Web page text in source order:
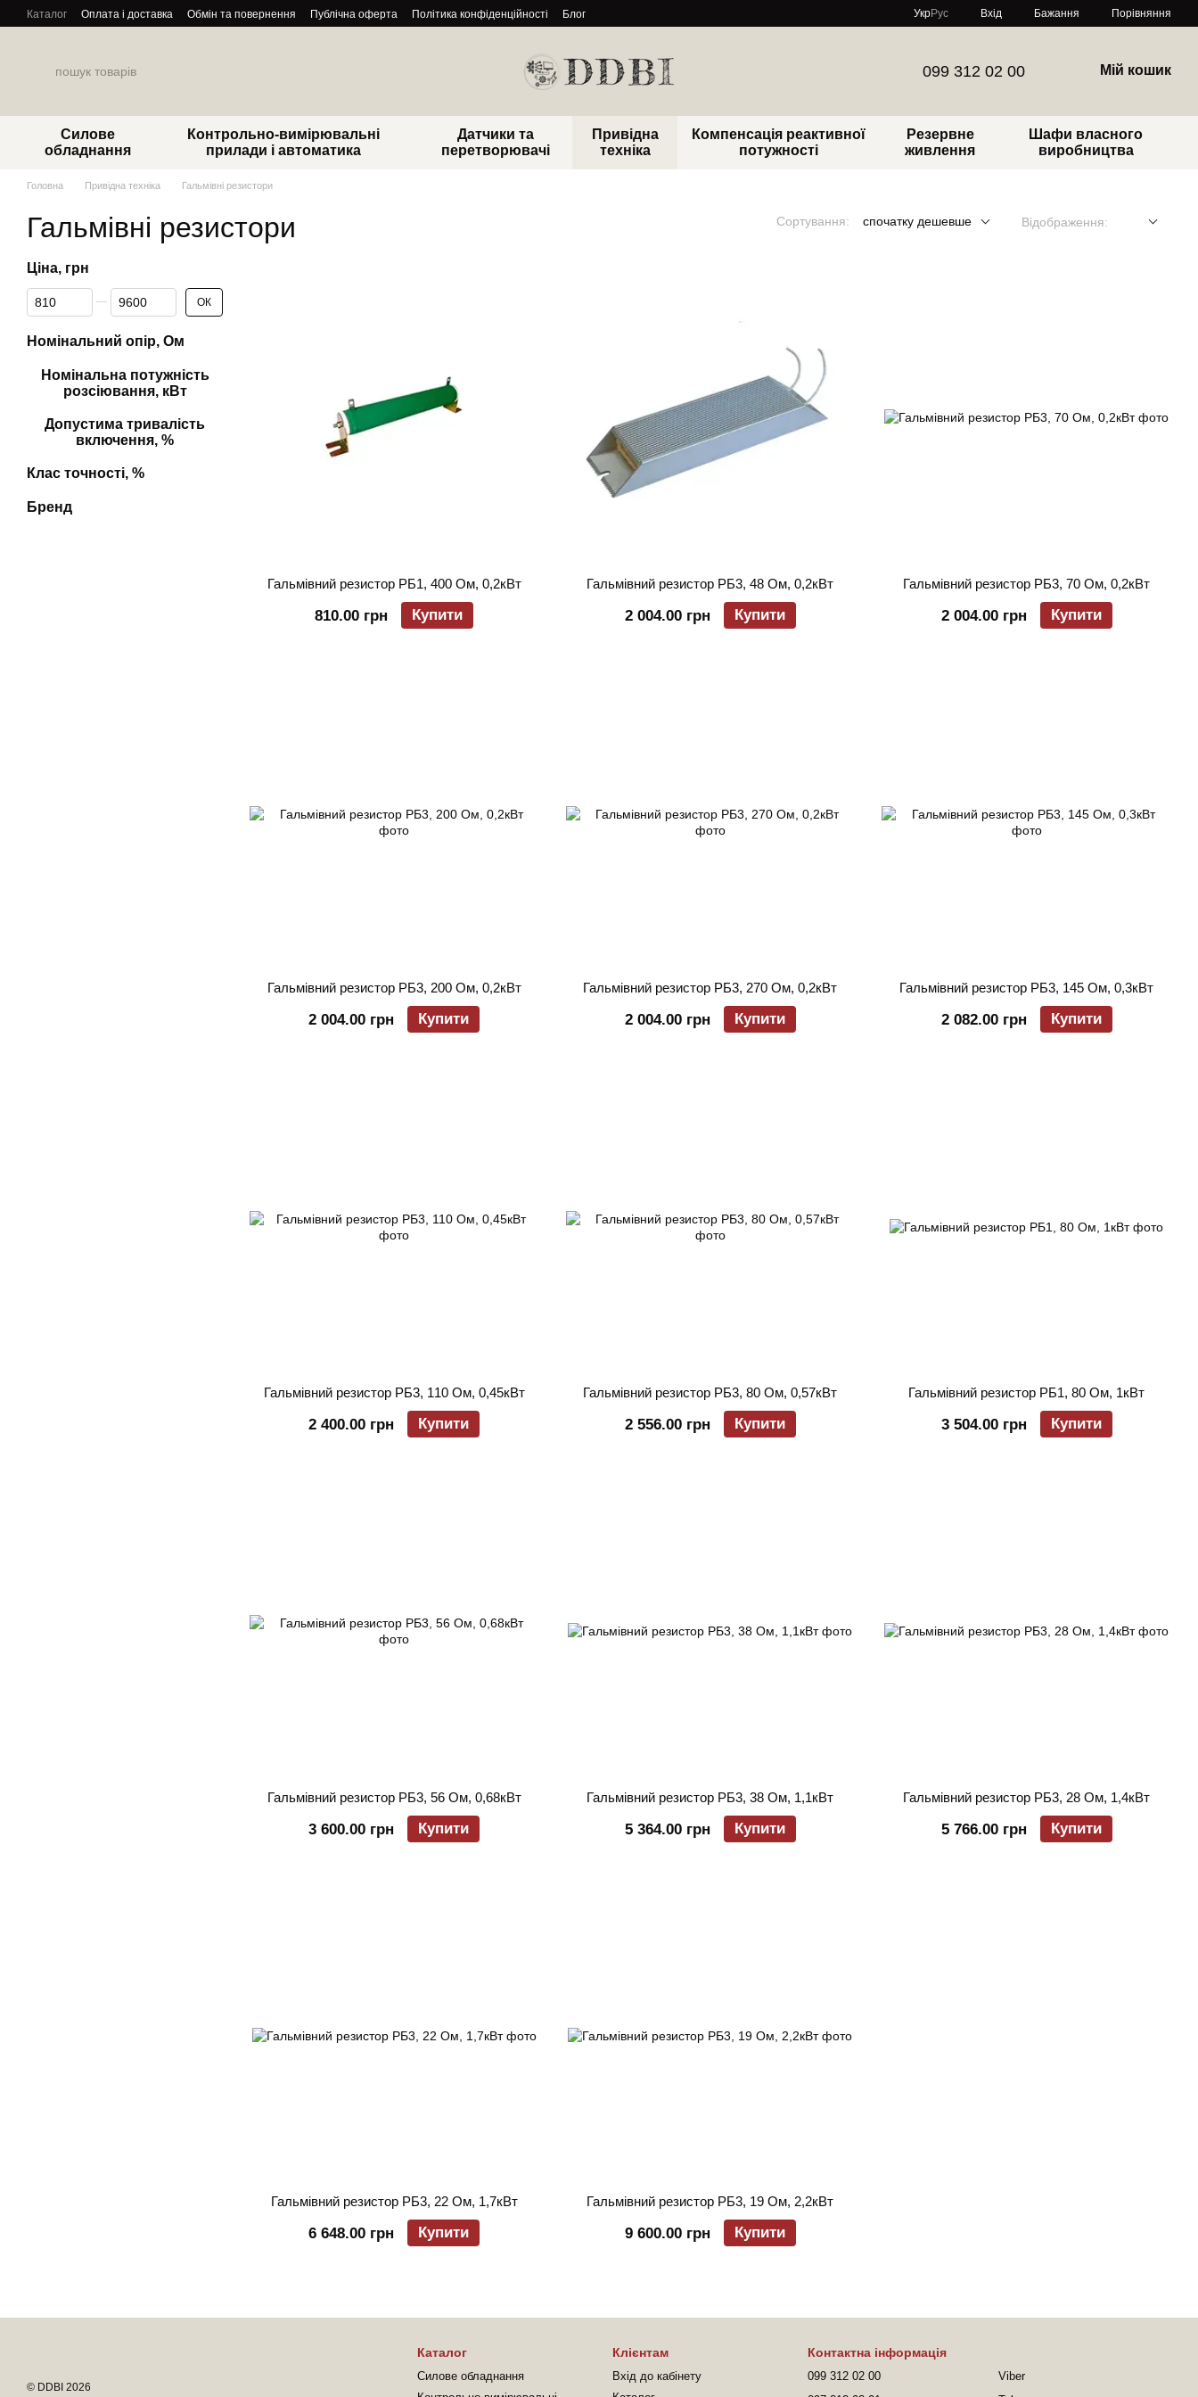
Перейти до основного контенту
Каталог Оплата і доставка Обмін та повернення Публічна оферта Політика конфіденційності Блог УкрРус Вхід Бажання Порівняння
099 312 02 00 Мій кошик
Силове
обладнання
Контрольно-вимірювальні
прилади і автоматика
Датчики та
перетворювачі
Привідна
техніка
Компенсація реактивної
потужності
Резервне
живлення
Шафи власного
виробництва
Головна Привідна техніка Гальмівні резистори
Гальмівні резистори Сортування: спочатку дешевше Відображення:
Гальмівний резистор РБ1, 400 Ом, 0,2кВт
810.00 грн Купити
Гальмівний резистор РБ3, 48 Ом, 0,2кВт
2 004.00 грн Купити
Гальмівний резистор РБ3, 70 Ом, 0,2кВт
2 004.00 грн Купити
Гальмівний резистор РБ3, 200 Ом, 0,2кВт
2 004.00 грн Купити
Гальмівний резистор РБ3, 270 Ом, 0,2кВт
2 004.00 грн Купити
Гальмівний резистор РБ3, 145 Ом, 0,3кВт
2 082.00 грн Купити
Гальмівний резистор РБ3, 110 Ом, 0,45кВт
2 400.00 грн Купити
Гальмівний резистор РБ3, 80 Ом, 0,57кВт
2 556.00 грн Купити
Гальмівний резистор РБ1, 80 Ом, 1кВт
3 504.00 грн Купити
Гальмівний резистор РБ3, 56 Ом, 0,68кВт
3 600.00 грн Купити
Гальмівний резистор РБ3, 38 Ом, 1,1кВт
5 364.00 грн Купити
Гальмівний резистор РБ3, 28 Ом, 1,4кВт
5 766.00 грн Купити
Гальмівний резистор РБ3, 22 Ом, 1,7кВт
6 648.00 грн Купити
Гальмівний резистор РБ3, 19 Ом, 2,2кВт
9 600.00 грн Купити
Ціна, грн
Від Ціна, грн
До Ціна, грн ОК
Номінальний опір, Ом
Номінальна потужність
розсіювання, кВт
Допустима тривалість
включення, %
Клас точності, %
Бренд
© DDBI 2026
Каталог
Силове обладнання
Клієнтам
Вхід до кабінету
Контактна інформація
099 312 02 00
Viber